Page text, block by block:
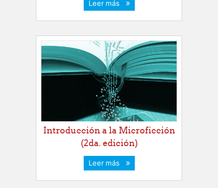
Leer más
Introducción a la Microficción
(2da. edición)
Leer más